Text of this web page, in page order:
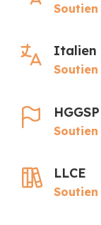
Italien
HGGSP
Soutien
LLCE
Soutien